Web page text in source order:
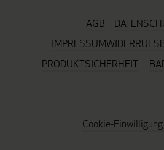
AGB
IMPRESSUM
PRODUKTSICHERHEIT
Cookie-